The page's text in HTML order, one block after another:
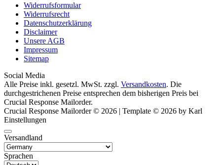
Widerrufsformular
Widerrufsrecht
Datenschutzerklärung
Disclaimer
Unsere AGB
Impressum
Sitemap
Social Media
Alle Preise inkl. gesetzl. MwSt. zzgl. Versandkosten. Die
durchgestrichenen Preise entsprechen dem bisherigen Preis bei
Crucial Response Mailorder.
Crucial Response Mailorder © 2026 | Template © 2026 by Karl
Einstellungen
Versandland
Sprachen